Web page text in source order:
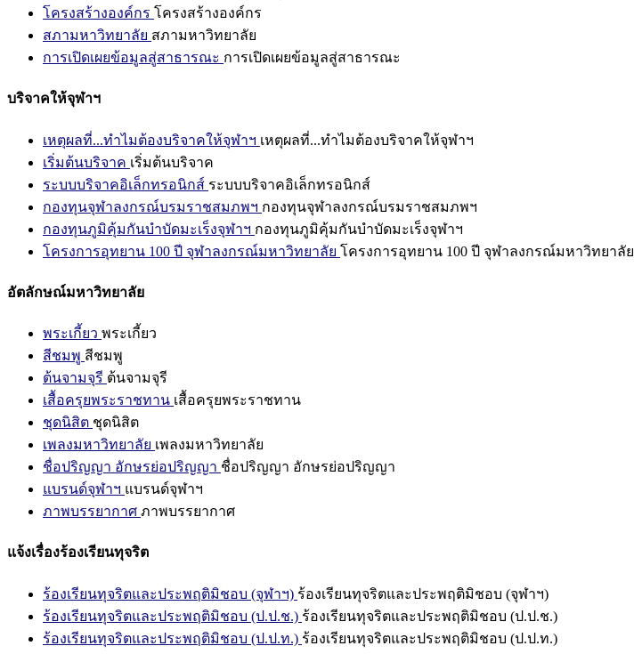
โครงสร้างองค์กร โครงสร้างองค์กร
สภามหาวิทยาลัย สภามหาวิทยาลัย
การเปิดเผยข้อมูลสู่สาธารณะ การเปิดเผยข้อมูลสู่สาธารณะ
บริจาคให้จุฬาฯ
เหตุผลที่...ทำไมต้องบริจาคให้จุฬาฯ เหตุผลที่...ทำไมต้องบริจาคให้จุฬาฯ
เริ่มต้นบริจาค เริ่มต้นบริจาค
ระบบบริจาคอิเล็กทรอนิกส์ ระบบบริจาคอิเล็กทรอนิกส์
กองทุนจุฬาลงกรณ์บรมราชสมภพฯ กองทุนจุฬาลงกรณ์บรมราชสมภพฯ
กองทุนภูมิคุ้มกันบำบัดมะเร็งจุฬาฯ กองทุนภูมิคุ้มกันบำบัดมะเร็งจุฬาฯ
โครงการอุทยาน 100 ปี จุฬาลงกรณ์มหาวิทยาลัย โครงการอุทยาน 100 ปี จุฬาลงกรณ์มหาวิทยาลัย
อัตลักษณ์มหาวิทยาลัย
พระเกี้ยว พระเกี้ยว
สีชมพู สีชมพู
ต้นจามจุรี ต้นจามจุรี
เสื้อครุยพระราชทาน เสื้อครุยพระราชทาน
ชุดนิสิต ชุดนิสิต
เพลงมหาวิทยาลัย เพลงมหาวิทยาลัย
ชื่อปริญญา อักษรย่อปริญญา ชื่อปริญญา อักษรย่อปริญญา
แบรนด์จุฬาฯ แบรนด์จุฬาฯ
ภาพบรรยากาศ ภาพบรรยากาศ
แจ้งเรื่องร้องเรียนทุจริต
ร้องเรียนทุจริตและประพฤติมิชอบ (จุฬาฯ) ร้องเรียนทุจริตและประพฤติมิชอบ (จุฬาฯ)
ร้องเรียนทุจริตและประพฤติมิชอบ (ป.ป.ช.) ร้องเรียนทุจริตและประพฤติมิชอบ (ป.ป.ช.)
ร้องเรียนทุจริตและประพฤติมิชอบ (ป.ป.ท.) ร้องเรียนทุจริตและประพฤติมิชอบ (ป.ป.ท.)